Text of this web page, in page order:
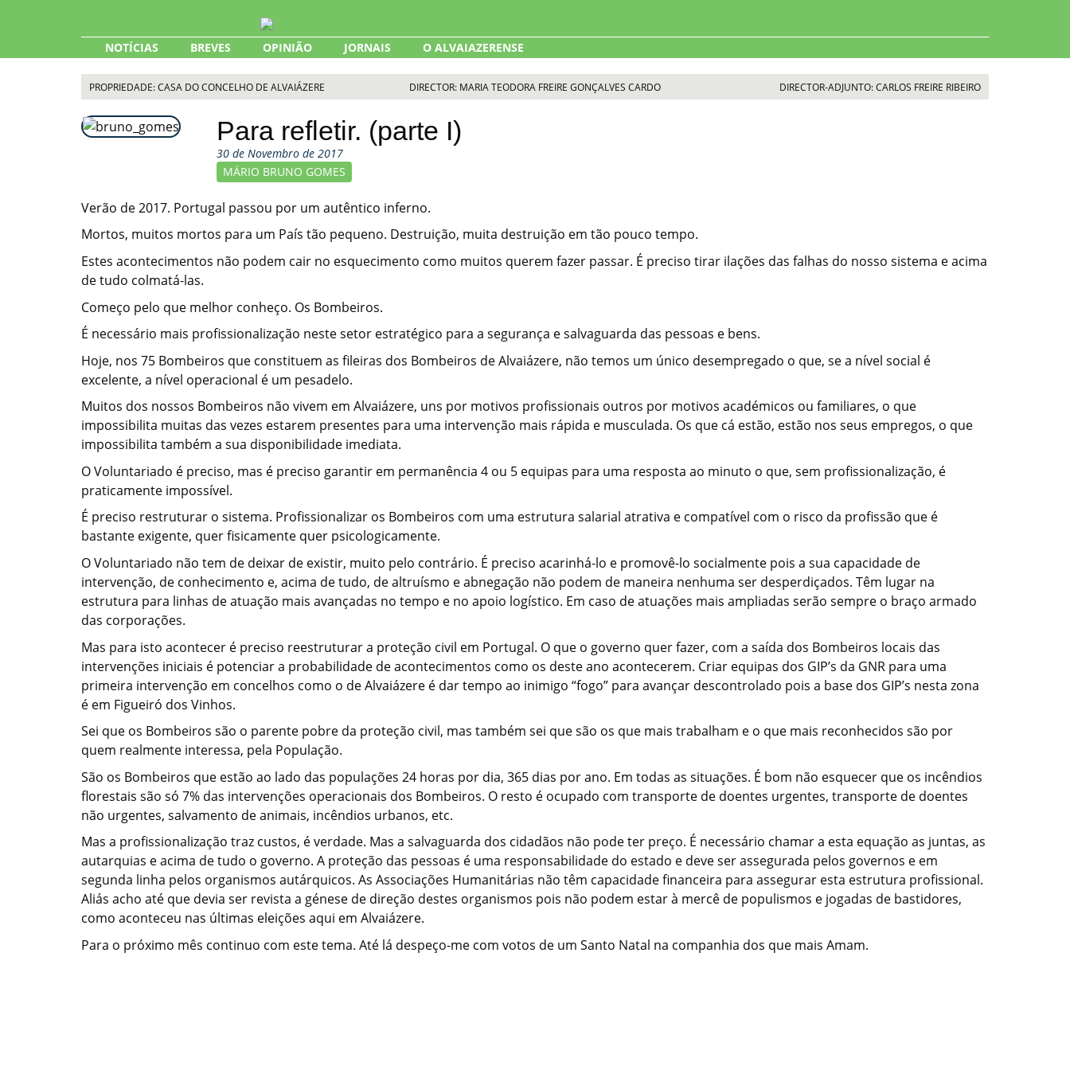
NOTÍCIAS BREVES OPINIÃO JORNAIS O ALVAIAZERENSE
PROPRIEDADE: CASA DO CONCELHO DE ALVAIÁZERE DIRECTOR: MARIA TEODORA FREIRE GONÇALVES CARDO DIRECTOR-ADJUNTO: CARLOS FREIRE RIBEIRO
Para refletir. (parte I)
30 de Novembro de 2017
MÁRIO BRUNO GOMES
Verão de 2017. Portugal passou por um autêntico inferno.
Mortos, muitos mortos para um País tão pequeno. Destruição, muita destruição em tão pouco tempo.
Estes acontecimentos não podem cair no esquecimento como muitos querem fazer passar. É preciso tirar ilações das falhas do nosso sistema e acima
de tudo colmatá-las.
Começo pelo que melhor conheço. Os Bombeiros.
É necessário mais profissionalização neste setor estratégico para a segurança e salvaguarda das pessoas e bens.
Hoje, nos 75 Bombeiros que constituem as fileiras dos Bombeiros de Alvaiázere, não temos um único desempregado o que, se a nível social é
excelente, a nível operacional é um pesadelo.
Muitos dos nossos Bombeiros não vivem em Alvaiázere, uns por motivos profissionais outros por motivos académicos ou familiares, o que
impossibilita muitas das vezes estarem presentes para uma intervenção mais rápida e musculada. Os que cá estão, estão nos seus empregos, o que
impossibilita também a sua disponibilidade imediata.
O Voluntariado é preciso, mas é preciso garantir em permanência 4 ou 5 equipas para uma resposta ao minuto o que, sem profissionalização, é
praticamente impossível.
É preciso restruturar o sistema. Profissionalizar os Bombeiros com uma estrutura salarial atrativa e compatível com o risco da profissão que é
bastante exigente, quer fisicamente quer psicologicamente.
O Voluntariado não tem de deixar de existir, muito pelo contrário. É preciso acarinhá-lo e promovê-lo socialmente pois a sua capacidade de
intervenção, de conhecimento e, acima de tudo, de altruísmo e abnegação não podem de maneira nenhuma ser desperdiçados. Têm lugar na
estrutura para linhas de atuação mais avançadas no tempo e no apoio logístico. Em caso de atuações mais ampliadas serão sempre o braço armado
das corporações.
Mas para isto acontecer é preciso reestruturar a proteção civil em Portugal. O que o governo quer fazer, com a saída dos Bombeiros locais das
intervenções iniciais é potenciar a probabilidade de acontecimentos como os deste ano acontecerem. Criar equipas dos GIP’s da GNR para uma
primeira intervenção em concelhos como o de Alvaiázere é dar tempo ao inimigo “fogo” para avançar descontrolado pois a base dos GIP’s nesta zona
é em Figueiró dos Vinhos.
Sei que os Bombeiros são o parente pobre da proteção civil, mas também sei que são os que mais trabalham e o que mais reconhecidos são por
quem realmente interessa, pela População.
São os Bombeiros que estão ao lado das populações 24 horas por dia, 365 dias por ano. Em todas as situações. É bom não esquecer que os incêndios
florestais são só 7% das intervenções operacionais dos Bombeiros. O resto é ocupado com transporte de doentes urgentes, transporte de doentes
não urgentes, salvamento de animais, incêndios urbanos, etc.
Mas a profissionalização traz custos, é verdade. Mas a salvaguarda dos cidadãos não pode ter preço. É necessário chamar a esta equação as juntas, as
autarquias e acima de tudo o governo. A proteção das pessoas é uma responsabilidade do estado e deve ser assegurada pelos governos e em
segunda linha pelos organismos autárquicos. As Associações Humanitárias não têm capacidade financeira para assegurar esta estrutura profissional.
Aliás acho até que devia ser revista a génese de direção destes organismos pois não podem estar à mercê de populismos e jogadas de bastidores,
como aconteceu nas últimas eleições aqui em Alvaiázere.
Para o próximo mês continuo com este tema. Até lá despeço-me com votos de um Santo Natal na companhia dos que mais Amam.